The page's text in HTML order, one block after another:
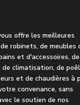
offre les meilleures
robinets, de meubles
et d'accessoires, de
de climatisation, de
et de chaudières à
convenance, sans
le soutien de nos